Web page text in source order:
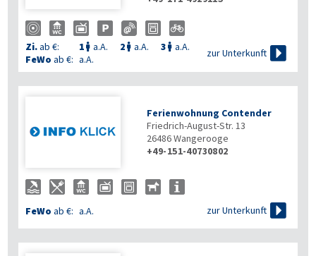
Zi.ab €: 1  a.A. 2  a.A. 3  a.A.
FeWo ab €: a.A.
zur Unterkunft 
Ferienwohnung Contender
Friedrich-August-Str. 13
26486Wangerooge
+49-151-40730802
FeWo ab €: a.A. zur Unterkunft 